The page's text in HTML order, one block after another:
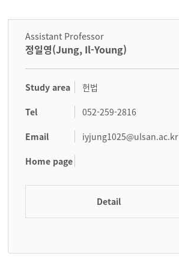
Assistant Professor
정일영(Jung, Il-Young)
Study area 헌법
Tel 052-259-2816
Email iyjung1025@ulsan.ac.kr
Home page
Detail